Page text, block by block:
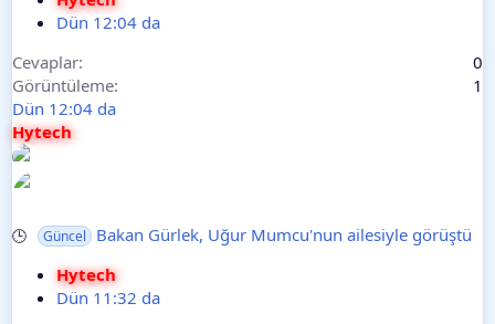
Dün 12:04 da
Cevaplar
0
Görüntüleme
1
Dün 12:04 da
Hytech
🕒 Güncel
Bakan Gürlek, Uğur Mumcu'nun ailesiyle görüştü
Hytech
Dün 11:32 da